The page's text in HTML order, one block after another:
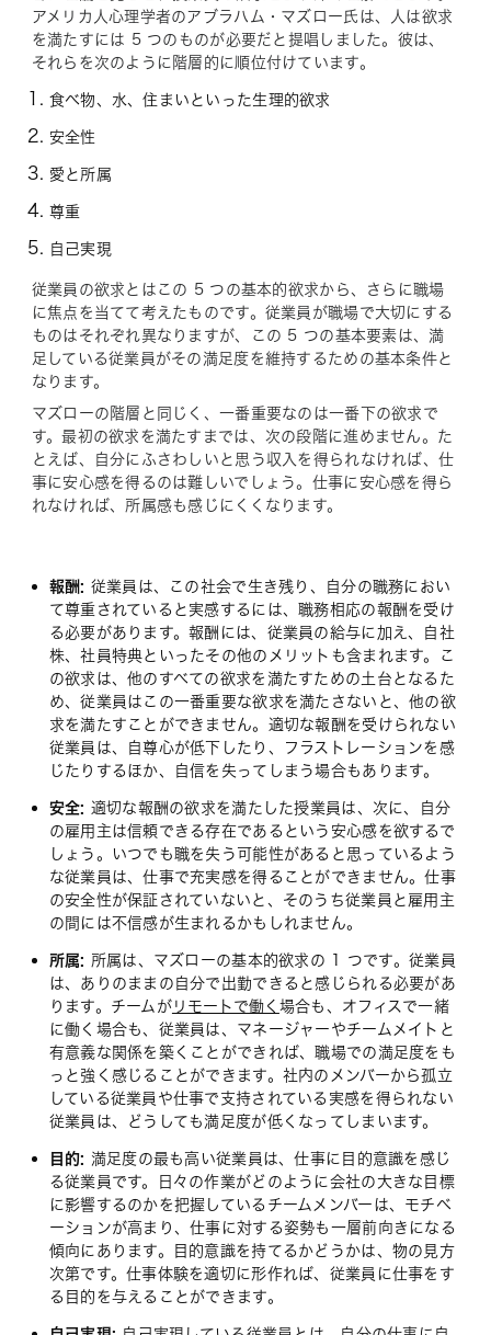
アメリカ人心理学者のアブラハム・マズロー氏は、人は欲求
を満たすには 5 つのものが必要だと提唱しました。彼は、
それらを次のように階層的に順位付けています。
食べ物、水、住まいといった生理的欲求
安全性
愛と所属
尊重
自己実現
従業員の欲求とはこの 5 つの基本的欲求から、さらに職場
に焦点を当てて考えたものです。従業員が職場で大切にする
ものはそれぞれ異なりますが、この 5 つの基本要素は、満
足している従業員がその満足度を維持するための基本条件と
なります。
マズローの階層と同じく、一番重要なのは一番下の欲求で
す。最初の欲求を満たすまでは、次の段階に進めません。た
とえば、自分にふさわしいと思う収入を得られなければ、仕
事に安心感を得るのは難しいでしょう。仕事に安心感を得ら
れなければ、所属感も感じにくくなります。
報酬: 従業員は、この社会で生き残り、自分の職務におい
て尊重されていると実感するには、職務相応の報酬を受け
る必要があります。報酬には、従業員の給与に加え、自社
株、社員特典といったその他のメリットも含まれます。こ
の欲求は、他のすべての欲求を満たすための土台となるた
め、従業員はこの一番重要な欲求を満たさないと、他の欲
求を満たすことができません。適切な報酬を受けられない
従業員は、自尊心が低下したり、フラストレーションを感
じたりするほか、自信を失ってしまう場合もあります。
安全: 適切な報酬の欲求を満たした授業員は、次に、自分
の雇用主は信頼できる存在であるという安心感を欲するで
しょう。いつでも職を失う可能性があると思っているよう
な従業員は、仕事で充実感を得ることができません。仕事
の安全性が保証されていないと、そのうち従業員と雇用主
の間には不信感が生まれるかもしれません。
所属: 所属は、マズローの基本的欲求の 1 つです。従業員
は、ありのままの自分で出勤できると感じられる必要があ
ります。チームがリモートで働く 場合も、オフィスで一緒
に働く場合も、従業員は、マネージャーやチームメイトと
有意義な関係を築くことができれば、職場での満足度をも
っと強く感じることができます。社内のメンバーから孤立
している従業員や仕事で支持されている実感を得られない
従業員は、どうしても満足度が低くなってしまいます。
目的: 満足度の最も高い従業員は、仕事に目的意識を感じ
る従業員です。日々の作業がどのように会社の大きな目標
に影響するのかを把握しているチームメンバーは、モチベ
ーションが高まり、仕事に対する姿勢も一層前向きになる
傾向にあります。目的意識を持てるかどうかは、物の見方
次第です。仕事体験を適切に形作れば、従業員に仕事をす
る目的を与えることができます。